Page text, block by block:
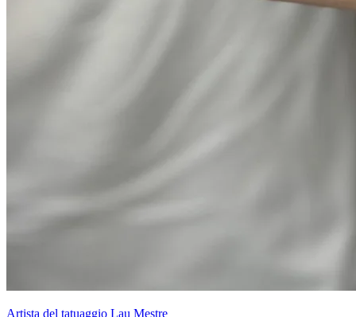
Artista del tatuaggio Lau Mestre